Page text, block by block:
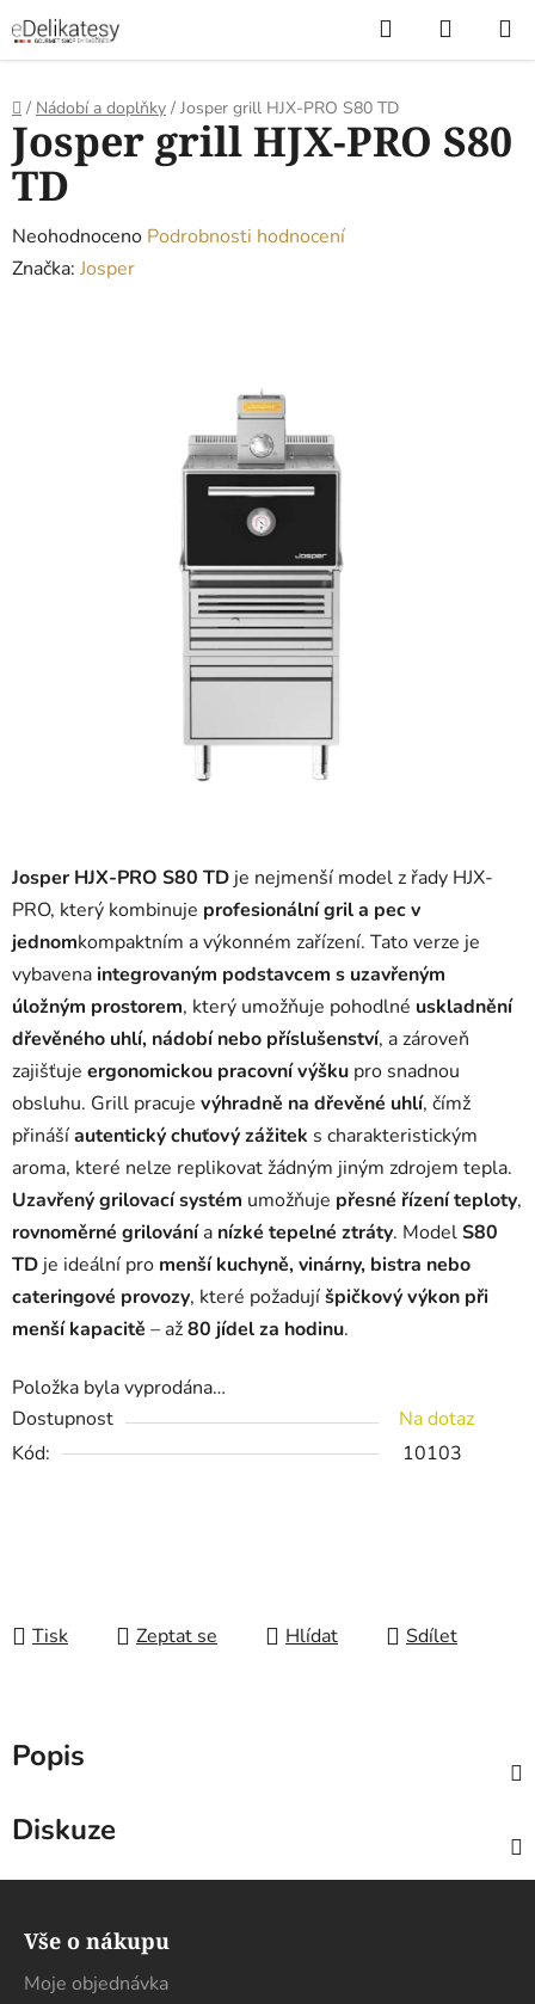
na
obsah
Hledat
KOŠÍK
Domů
/ Nádobí a doplňky / Josper grill HJX-PRO S80 TD
Josper HJX-PRO S80 TD je nejmenší model z řady HJX-
PRO, který kombinuje profesionální gril a pec v
jednomkompaktním a výkonném zařízení. Tato verze je
vybavenaintegrovaným podstavcem s uzavřeným
úložným prostorem, který umožňuje pohodlné uskladnění
dřevěného uhlí, nádobí nebo příslušenství, a zároveň
zajišťuje ergonomickou pracovní výšku pro snadnou
obsluhu. Grill pracuje výhradně na dřevěné uhlí, čímž
přinášíautentický chuťový zážitek s charakteristickým
aroma, které nelze replikovat žádným jiným zdrojem tepla.
Uzavřený grilovací systém umožňuje přesné řízení teploty,
rovnoměrné grilovánía nízké tepelné ztráty. ModelS80
TD je ideální pro menšíkuchyně,vinárny, bistra nebo
cateringové provozy, které požadujíšpičkovývýkon při
menšíkapacitě – až80 jídelza hodinu.
Položka byla vyprodána…
Dostupnost
Na dotaz
Kód:
10103
Tisk Zeptat se Hlídat Sdílet
Josper grill HJX-PRO S80
TD
Průměrné
hodnocení
Neohodnoceno Podrobnosti hodnocení
Značka: Josper
Popis
Diskuze
Vše o nákupu
Moje objednávka